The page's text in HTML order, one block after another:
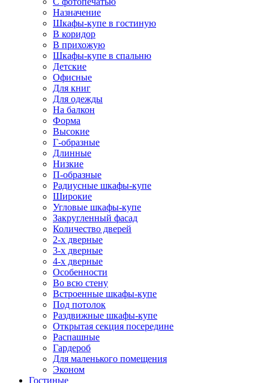
Назначение
Шкафы-купе в гостиную
В коридор
В прихожую
Шкафы-купе в спальню
Детские
Офисные
Для книг
Для одежды
На балкон
Форма
Высокие
Г-образные
Длинные
Низкие
П-образные
Радиусные шкафы-купе
Широкие
Угловые шкафы-купе
Закругленный фасад
Количество дверей
2-х дверные
3-х дверные
4-х дверные
Особенности
Во всю стену
Встроенные шкафы-купе
Под потолок
Раздвижные шкафы-купе
Открытая секция посередине
Распашные
Гардероб
Для маленького помещения
Эконом
Гостиные